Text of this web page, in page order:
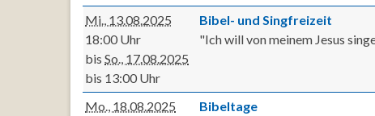
Mi., 13.08.2025
18:00 Uhr
bis So., 17.08.2025
bis 13:00 Uhr
Bibel- und Singfreizeit
"Ich will von meinem Jesus
Mo., 18.08.2025 Bibeltage